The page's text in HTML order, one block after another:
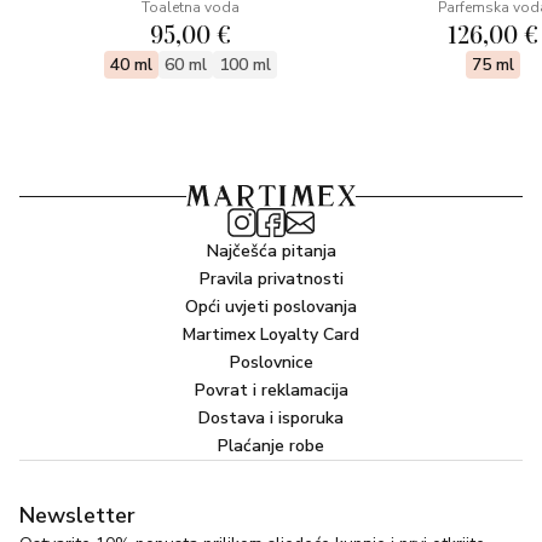
Toaletna voda
95,00 €
40 ml 60 ml 100 ml
Parfemska
126,00 €
75 ml
Najčešća pitanja
Pravila privatnosti
Opći uvjeti poslovanja
Martimex Loyalty Card
Poslovnice
Povrat i reklamacija
Dostava i isporuka
Plaćanje robe
Newsletter